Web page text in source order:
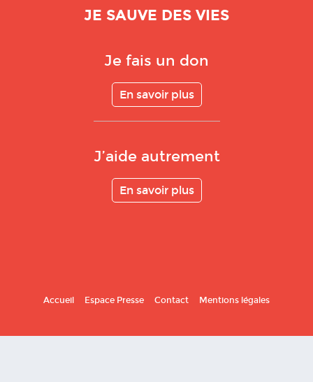
JE SAUVE DES VIES
Je fais un don
En savoir plus
J’aide autrement
En savoir plus
Accueil Espace Presse Contact Mentions légales